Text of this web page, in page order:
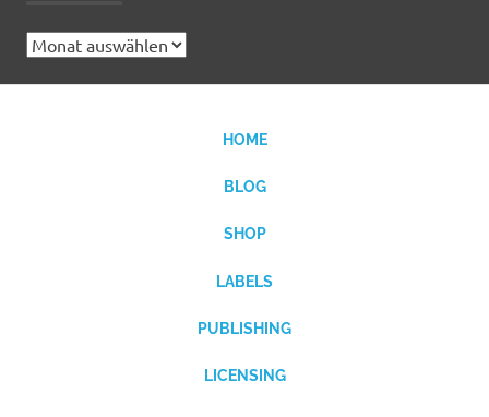
Archives
HOME
BLOG
SHOP
LABELS
PUBLISHING
LICENSING